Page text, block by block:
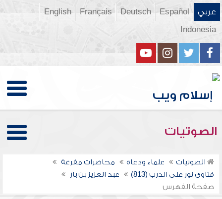
عربي Español
Deutsch
Français
English
Indonesia
الصوتيات
الصوتيات علماء ودعاة
محاضرات مفرغة
فتاوى نور على الدرب (813)
عبد العزيز بن باز
صفحة الفهرس